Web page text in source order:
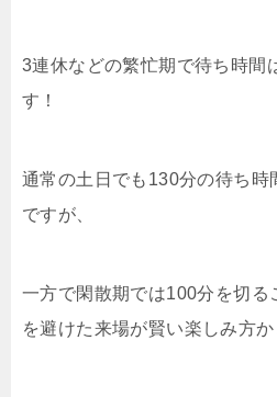
3連休などの繁忙期で待ち時間
す！
通常の土日でも130分の待ち時
ですが、
一方で閑散期では100分を切る
を避けた来場が賢い楽しみ方か